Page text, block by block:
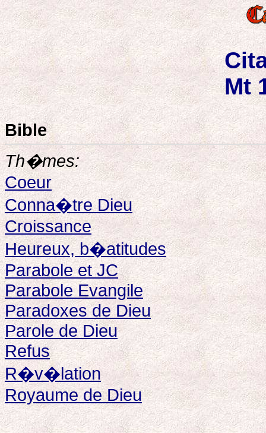
Mt
Bible
Th�mes:
Coeur
Conna�tre Dieu
Croissance
Heureux, b�atitudes
Parabole et JC
Parabole Evangile
Paradoxes de Dieu
Parole de Dieu
Refus
R�v�lation
Royaume de Dieu